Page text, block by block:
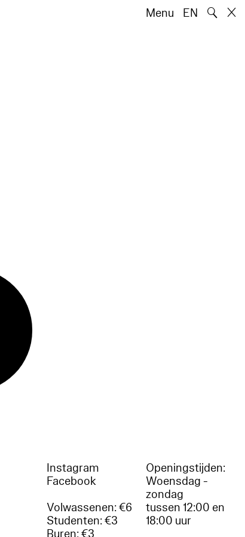
Menu EN 🔍
Instagram
Facebook
Volwassenen: €6
Studenten: €3
Buren: €3
Openingstijden:
Woensdag -
zondag
tussen 12:00 en
18:00 uur